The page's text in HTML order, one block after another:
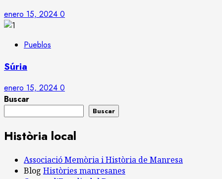
enero 15, 2024 0
Pueblos
Súria
enero 15, 2024 0
Buscar
Buscar
Història local
Associació Memòria i Història de Manresa
Blog Històries manresanes